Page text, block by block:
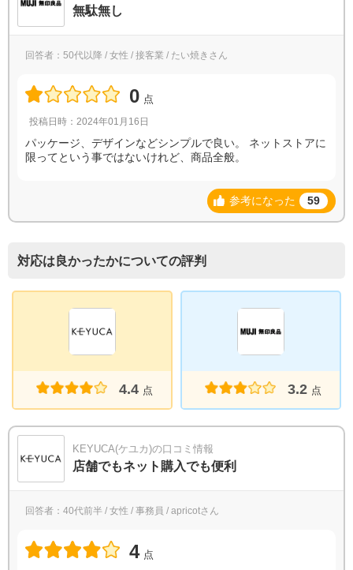
無駄無し
回答者：50代以降 / 女性 / 接客業 / たい焼きさん
0 点
投稿日時：2024年01月16日
パッケージ、デザインなどシンプルで良い。 ネットストアに
限ってという事ではないけれど、商品全般。
参考になった 59
対応は良かったかについての評判
4.4 点 3.2 点
KEYUCA(ケユカ)の口コミ情報
店舗でもネット購入でも便利
回答者：40代前半 / 女性 / 事務員 / apricotさん
4 点